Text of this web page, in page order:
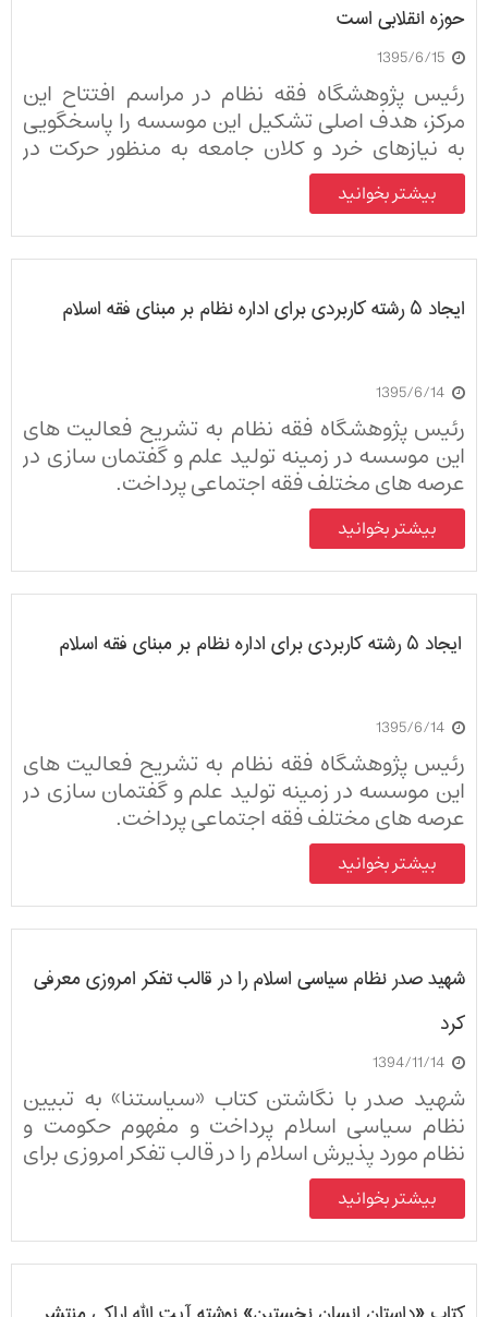
حوزه انقلابی است
1395/6/15
رئیس پژوهشگاه فقه نظام در مراسم افتتاح این
مرکز، هدف اصلی تشکیل این موسسه را پاسخگویی
به نیازهای خرد و کلان جامعه به منظور حرکت در
مسیر حوزه انقلابی دارد.
بیشتر بخوانید
ایجاد ۵ رشته کاربردی برای اداره نظام بر مبنای فقه اسلام
1395/6/14
رئیس پژوهشگاه فقه نظام به تشریح فعالیت های
این موسسه در زمینه تولید علم و گفتمان سازی در
عرصه های مختلف فقه اجتماعی پرداخت.
بیشتر بخوانید
ایجاد ۵ رشته کاربردی برای اداره نظام بر مبنای فقه اسلام
1395/6/14
رئیس پژوهشگاه فقه نظام به تشریح فعالیت های
این موسسه در زمینه تولید علم و گفتمان سازی در
عرصه های مختلف فقه اجتماعی پرداخت.
بیشتر بخوانید
شهید صدر نظام سیاسی اسلام را در قالب تفکر امروزی معرفی
کرد
1394/11/14
شهید صدر با نگاشتن کتاب «سیاستنا» به تبیین
نظام سیاسی اسلام پرداخت و مفهوم حکومت و
نظام مورد پذیرش اسلام را در قالب تفکر امروزی برای
نسل جدید معرفی و تبیین کرد.
بیشتر بخوانید